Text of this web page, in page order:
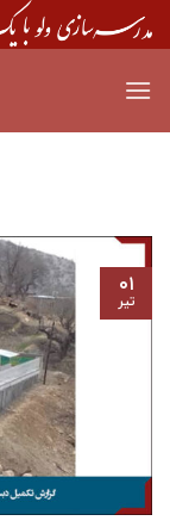
Skip
to
۰۱
تیر